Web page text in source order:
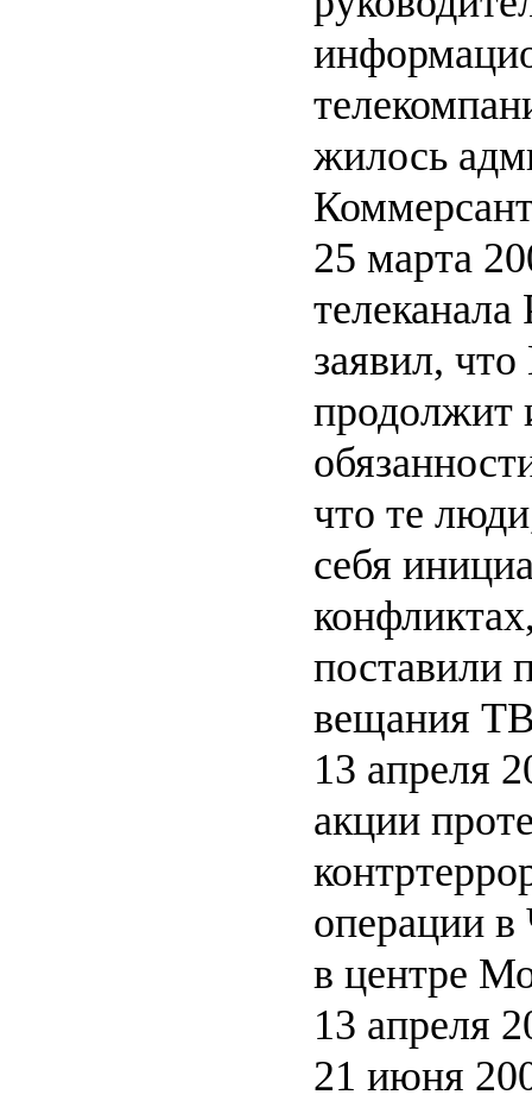
жилось
25 марта
телеканала
заявил,
продолжит
что те
себя
поставили
вещания
13 апреля
акции
операции
в центре
13 апреля
21 июня